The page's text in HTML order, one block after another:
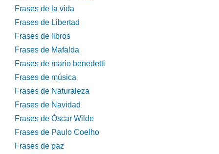
Frases de la vida
Frases de Libertad
Frases de libros
Frases de Mafalda
Frases de mario benedetti
Frases de música
Frases de Naturaleza
Frases de Navidad
Frases de Óscar Wilde
Frases de Paulo Coelho
Frases de paz